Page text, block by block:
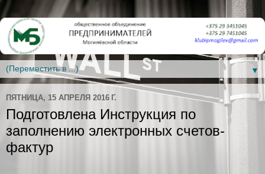
▼
ПЯТНИЦА, 15 АПРЕЛЯ 2016 Г.
Подготовлена Инструкция по
заполнению электронных счетов-
фактур